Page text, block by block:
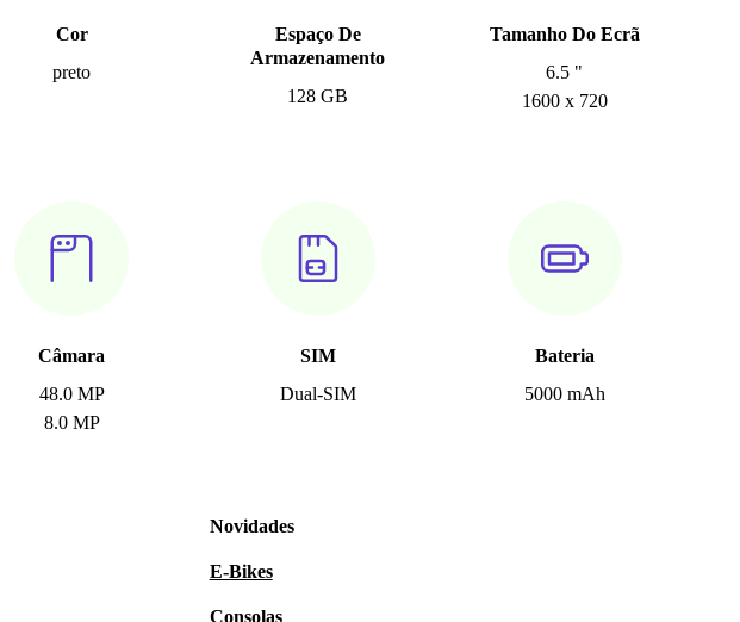
Cor
preto
Espaço De
Armazenamento
128 GB
Tamanho Do Ecrã
6.5 "
1600 x 720
Câmara
48.0 MP
8.0 MP
SIM
Dual-SIM
Bateria
5000 mAh
Novidades
E-Bikes
Consolas